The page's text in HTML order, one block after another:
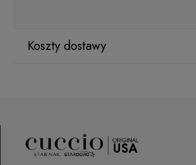
Koszty dostawy
ORLEN Paczka(Dostawa 1-2 dni robocze)